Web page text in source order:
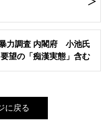
力調査 内閣府 小池氏
要望の「痴漢実態」含む
に戻る